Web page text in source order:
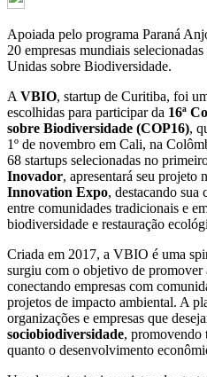
Apoiada pelo programa Paraná
20 empresas mundiais
Unidas sobre Biodiversidade.
A VBIO, startup de Curitiba, foi
escolhidas para participar da 16ª
sobre Biodiversidade (COP16),
1º de novembro em Cali, na
68 startups selecionadas no
Inovador, apresentará seu projeto
Innovation Expo, destacando sua
entre comunidades tradicionais e
biodiversidade e restauração
Criada em 2017, a VBIO é uma
surgiu com o objetivo de promover
conectando empresas com
projetos de impacto ambiental. A
organizações e empresas que
sociobiodiversidade, promovendo
quanto o desenvolvimento